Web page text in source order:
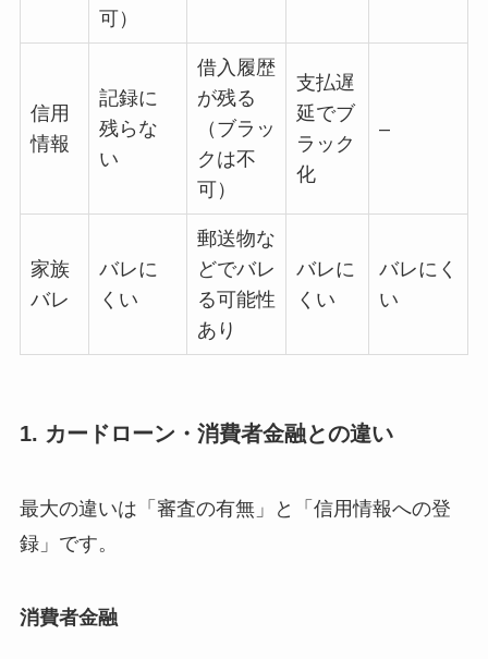
可）
信用
情報
記録に
残らな
い
借入履歴
が残る
（ブラッ
クは不
可）
支払遅
延でブ
ラック
化
–
家族
バレ
バレに
くい
郵送物な
どでバレ
る可能性
あり
バレに
くい
バレにく
い
1. カードローン・消費者金融との違い
最大の違いは「審査の有無」と「信用情報への登
録」です。
消費者金融